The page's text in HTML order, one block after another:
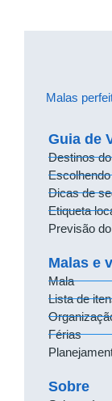
Malas
Guia de
Destinos
Dicas de
Etiqueta
Previsão
Malas e
Mala
Lista de
Férias
Sobre